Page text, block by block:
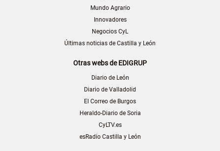
Mundo Agrario
Innovadores
Negocios CyL
Últimas noticias de Castilla y León
Otras webs de EDIGRUP
Diario de León
Diario de Valladolid
El Correo de Burgos
Heraldo-Diario de Soria
CyLTV.es
esRadio Castilla y León